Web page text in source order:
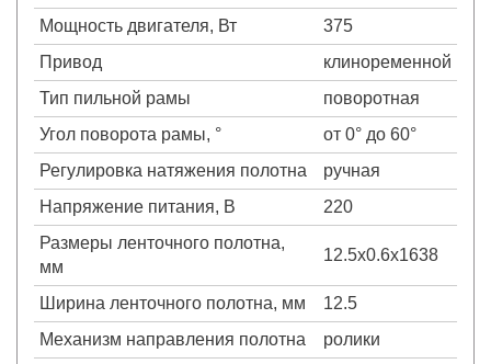
Мощность двигателя, Вт
375
Привод
клиноременной
Тип пильной рамы
поворотная
Угол поворота рамы, °
от 0° до 60°
Регулировка натяжения полотна
ручная
Напряжение питания, В
220
Размеры ленточного полотна,
мм
12.5x0.6x1638
Ширина ленточного полотна, мм
12.5
Механизм направления полотна
ролики